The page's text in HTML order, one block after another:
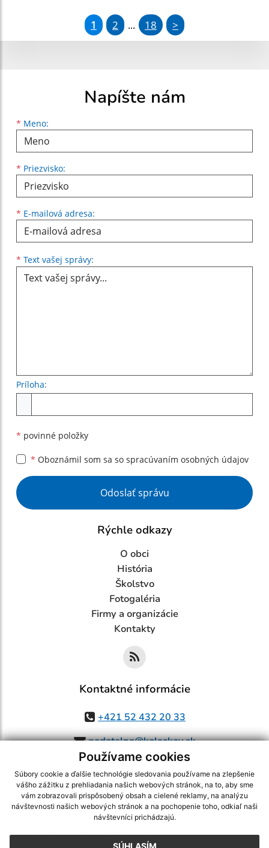
Používame cookies
Súbory cookie a ďalšie technológie sledovania používame na zlepšenie
vášho zážitku z prehliadania našich webových stránok, na to, aby sme
vám zobrazovali prispôsobený obsah a cielené reklamy, na analýzu
návštevnosti našich webových stránok a na pochopenie toho, odkiaľ naši
návštevníci prichádzajú.
1 2 ... 18 >
Napíšte nám
* Meno:
Meno
* Priezvisko:
Priezvisko
* E-mailová adresa:
E-mailová adresa
* Text vašej správy:
Príloha:
* povinné položky
* Oboznámil som sa so spracúvaním osobných údajov
Google reCaptcha Response
Odoslať správu
Rýchle odkazy
O obci
História
Školstvo
Fotogaléria
Firmy a organizácie
Kontakty
Kontaktné informácie
+421 52 432 20 33
podatelna@kolackov.sk
využite možnosť získavania aktuálnych informácií s využitím RSS
CMS systém (redakčný) systém ECHELON 2,Mapa stránok,web portál
webex.digital, s.r.o.,domény,registrácia domény